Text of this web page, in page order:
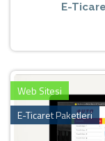
E-
Web Sitesi
E-Ticaret Paketleri